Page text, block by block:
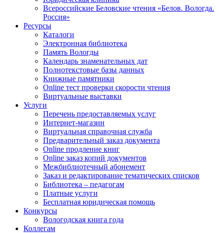
Всероссийские Беловские чтения «Белов. Вологда.
Россия»
Ресурсы
Каталоги
Электронная библиотека
Память Вологды
Календарь знаменательных дат
Полнотекстовые базы данных
Книжные памятники
Online тест проверки скорости чтения
Виртуальные выставки
Услуги
Перечень предоставляемых услуг
Интернет-магазин
Виртуальная справочная служба
Предварительный заказ документа
Online продление книг
Online заказ копий документов
Межбиблиотечный абонемент
Заказ и редактирование тематических списков
Библиотека – педагогам
Платные услуги
Бесплатная юридическая помощь
Конкурсы
Вологодская книга года
Коллегам